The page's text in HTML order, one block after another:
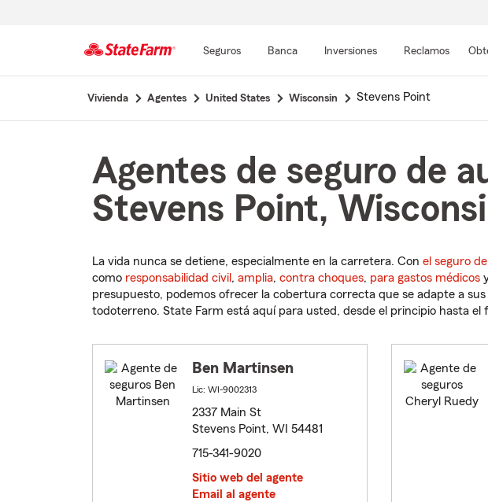
Seguros Banca Inversiones Reclamos
Vivienda Agentes United States Wisconsin Stevens Point
Agentes de seguro de
Stevens Point,
La vida nunca se detiene, especialmente en la carretera. Con el seguro
como responsabilidad civil , amplia, contra choques, para gastos médicos
presupuesto, podemos ofrecer la cobertura correcta que se adapte a
todoterreno. State Farm está aquí para usted, desde el principio hasta el
Ben Martinsen
Lic: WI-9002313
2337 Main St
Stevens Point, WI 54481
715-341-9020
Sitio web del agente
Email al agente